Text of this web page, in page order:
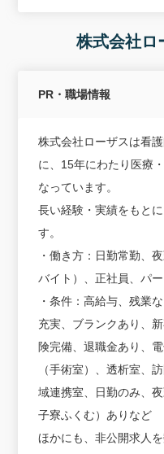
株式会社ロ
PR・職場情報
株式会社ローザスは看
に、15年にわたり医療
なっています。
長い経験・実績をもと
す。
・働き方：日勤常勤、
バイト）、正社員、パ
・条件：高給与、残業
充実、ブランクあり、
険完備、退職金あり、
（手術室）、透析室、
域連携室、日勤のみ、
子寮ふくむ）ありなど
ほかにも、非公開求人